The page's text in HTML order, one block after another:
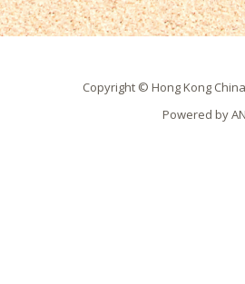
Copyright © Hong Kong
Powered by